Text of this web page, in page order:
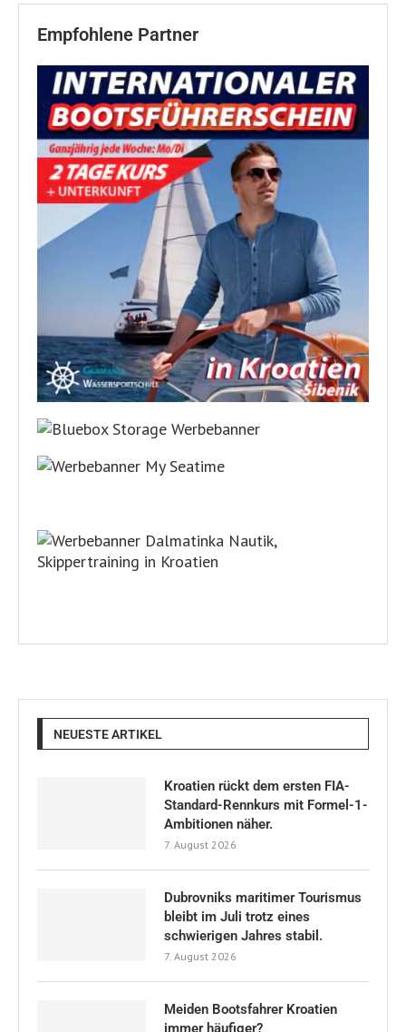
Empfohlene Partner
NEUESTE ARTIKEL
Kroatien rückt dem ersten FIA-
Standard-Rennkurs mit Formel-1-
Ambitionen näher.
7. August 2026
Dubrovniks maritimer Tourismus
bleibt im Juli trotz eines
schwierigen Jahres stabil.
7. August 2026
Meiden Bootsfahrer Kroatien
immer häufiger?